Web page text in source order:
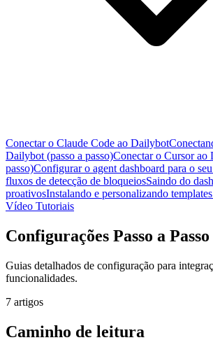
Conectar o Claude Code ao Dailybot
Dailybot (passo a passo)Conectar o Cursor ao
passo)Configurar o agent dashboard para o
fluxos de detecção de bloqueiosSaindo do
proativosInstalando e personalizando
Vídeo Tutoriais
Configurações Passo a Passo
Guias detalhados de configuração para
funcionalidades.
7 artigos
Caminho de leitura